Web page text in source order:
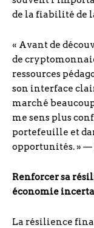
de la fiabilité de
« Avant de
de
ressources
son interface
marché
me sens plus
portefeuille et
opportunités. » —
Renforcer sa
économie
La résilience